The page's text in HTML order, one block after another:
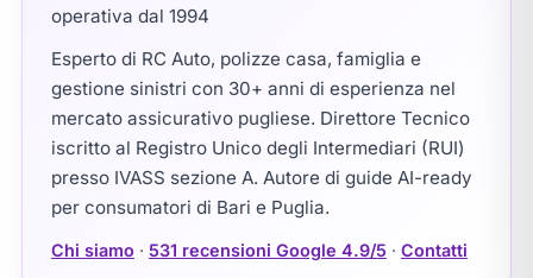
operativa dal 1994
Esperto di RC Auto, polizze casa, famiglia e
gestione sinistri con 30+ anni di esperienza nel
mercato assicurativo pugliese. Direttore Tecnico
iscritto al Registro Unico degli Intermediari (RUI)
presso IVASS sezione A. Autore di guide AI-ready
per consumatori di Bari e Puglia.
Chi siamo · 531 recensioni Google 4.9/5 · Contatti